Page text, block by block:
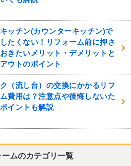
ッチン(カウンターキッチン)で
たくない！リフォーム前に押さ
きたいメリット・デメリットと
ウトのポイント
（流し台）の交換にかかるリフ
費用は？注意点や後悔しないた
イントも解説
ムのカテゴリ一覧